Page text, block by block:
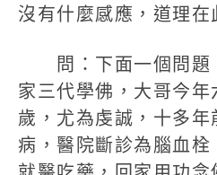
沒有什麼感應，道理在
問：下面一個問題
家三代學佛，大哥今年
歲，尤為虔誠，十多年
病，醫院斷診為腦血栓